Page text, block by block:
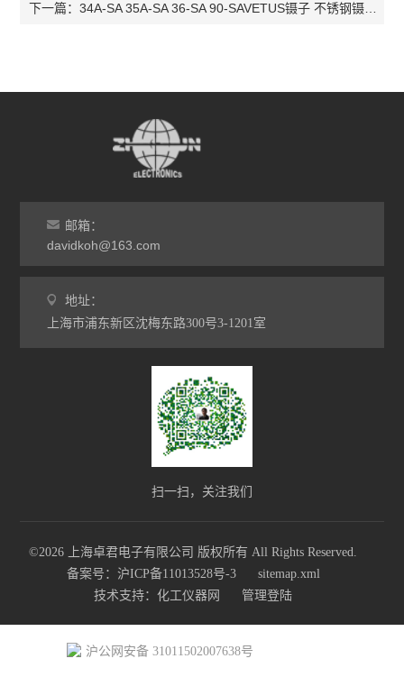
下一篇：34A-SA 35A-SA 36-SA 90-SAVETUS镊子 不锈钢镊子 101-SA 102-SA AAA-SA AC-SA
邮箱：
davidkoh@163.com
地址：
上海市浦东新区沈梅东路300号3-1201室
扫一扫，关注我们
©2026 上海卓君电子有限公司 版权所有 All Rights Reserved.
备案号：沪ICP备11013528号-3
sitemap.xml
技术支持： 化工仪器网 管理登陆
沪公网安备 31011502007638号